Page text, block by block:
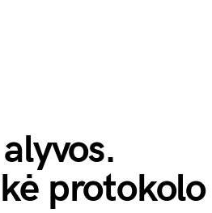
protokolo